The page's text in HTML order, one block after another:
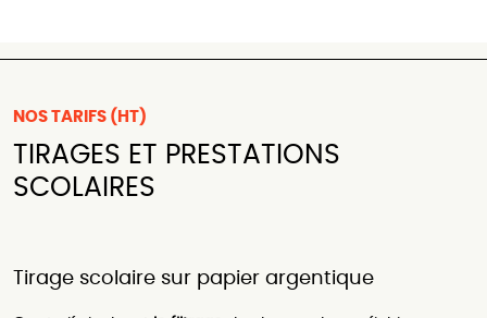
NOS TARIFS (HT)
TIRAGES ET PRESTATIONS
SCOLAIRES
Tirage scolaire sur papier argentique